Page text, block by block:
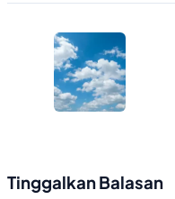
Tinggalkan Balasan